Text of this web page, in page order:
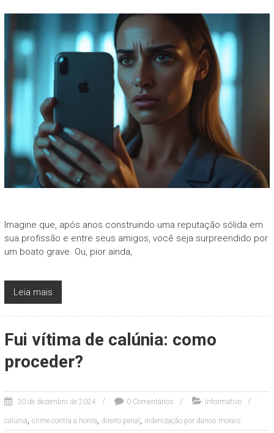
Imagine que, após anos construindo uma reputação sólida em
sua profissão e entre seus amigos, você seja surpreendido por
um boato grave. Ou, pior ainda,
Leia mais
Fui vítima de calúnia: como
proceder?
30 de dezembro de 2024 0 Comentários Informativo
calúnia, crime contra a honra, direito penal , indenização por danos morais